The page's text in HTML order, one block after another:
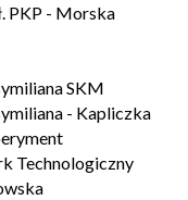
PKP - Morska
SKM
- Kapliczka
Technologiczny